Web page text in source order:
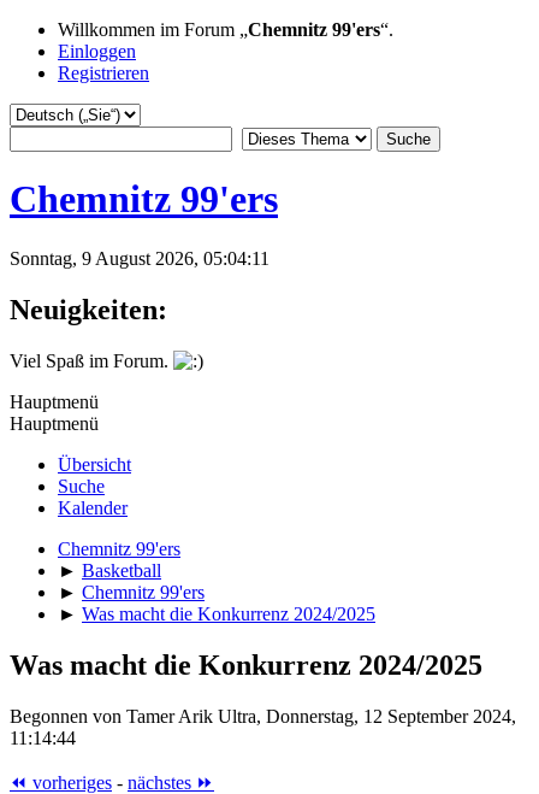
Willkommen im Forum „Chemnitz 99'ers“.
Einloggen
Registrieren
Chemnitz 99'ers
Sonntag, 9 August 2026, 05:04:11
Neuigkeiten:
Viel Spaß im Forum.
Hauptmenü
Hauptmenü
Übersicht
Suche
Kalender
Chemnitz 99'ers
► Basketball
► Chemnitz 99'ers
► Was macht die Konkurrenz 2024/2025
Was macht die Konkurrenz 2024/2025
Begonnen von Tamer Arik Ultra, Donnerstag, 12 September 2024,
11:14:44
⏪ vorheriges - nächstes ⏩